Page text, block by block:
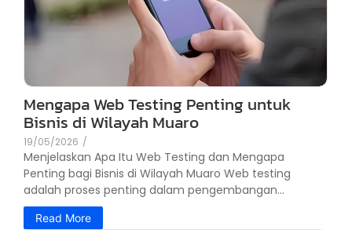
Mengapa Web Testing Penting untuk
Bisnis di Wilayah Muaro
19/05/2026 /
Menjelaskan Apa Itu Web Testing dan Mengapa
Penting bagi Bisnis di Wilayah Muaro Web testing
adalah proses penting dalam pengembangan...
Read More